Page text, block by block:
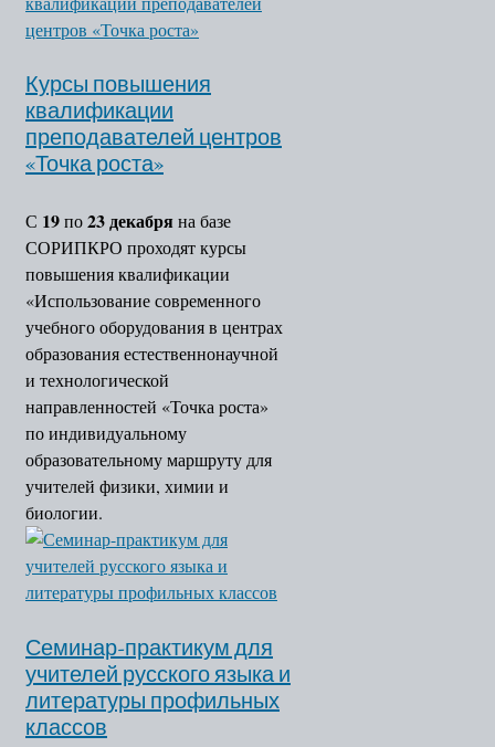
Курсы повышения
квалификации
преподавателей центров
«Точка роста»
С 19по23 декабряна базе
СОРИПКРО проходят курсы
повышения квалификации
«Использование современного
учебного оборудования в центрах
образования естественнонаучной
и технологической
направленностей «Точка роста»
по индивидуальному
образовательному маршруту для
учителей физики, химии и
биологии.
Семинар-практикум для
учителей русского языка и
литературы профильных
классов